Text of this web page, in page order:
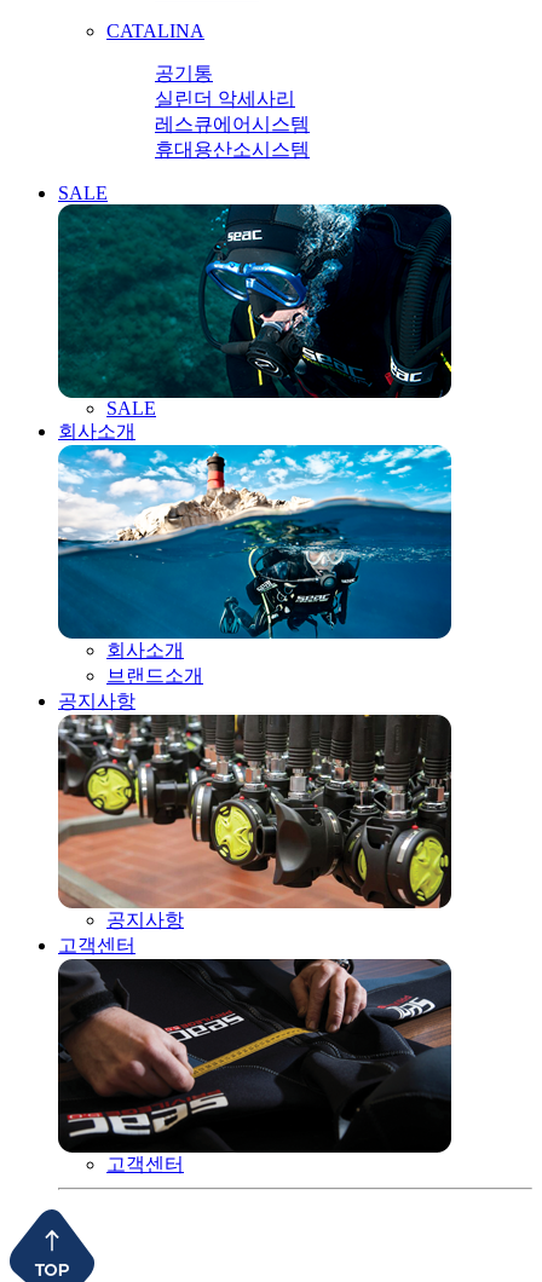
CATALINA
공기통
실린더 악세사리
레스큐에어시스템
휴대용산소시스템
SALE
SALE
회사소개
회사소개
브랜드소개
공지사항
공지사항
고객센터
고객센터